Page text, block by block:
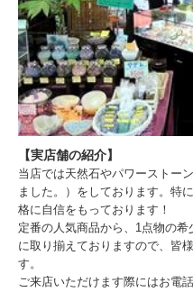
【実店舗の紹介】
当店では天然石やパワーストー
ました。）をしております。特
格に自信をもっております！
定番の人気商品から、1点物の
に取り揃えておりますので、皆
す。
ご来店いただけます際にはお電